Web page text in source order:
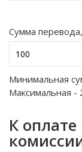
Сумма
Минимальная
Максимальная -
К оплате